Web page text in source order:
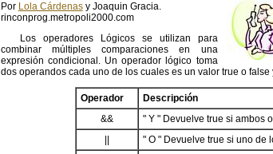
Por Lola Cárdenasy Joaquin Gracia.
rinconprog.metropoli2000.com
Los operadores Lógicos se utilizan para
combinar múltiples comparaciones en una
expresión condicional. Un operador lógico toma
dos operandos cada uno de los cuales es un valor true o
Operador
Descripción
&&
" Y " Devuelve true si ambos
" O " Devuelve true si uno de